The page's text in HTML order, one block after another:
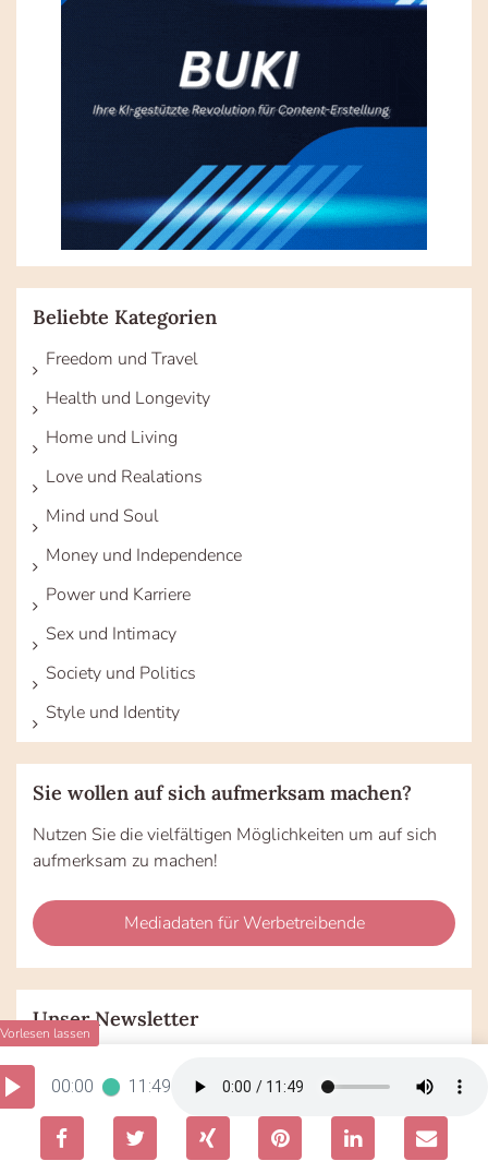
00:00 11:49
Beliebte Kategorien
Freedom und Travel
Health und Longevity
Home und Living
Love und Realations
Mind und Soul
Money und Independence
Power und Karriere
Sex und Intimacy
Society und Politics
Style und Identity
Sie wollen auf sich aufmerksam machen?
Nutzen Sie die vielfältigen Möglichkeiten um auf sich
aufmerksam zu machen!
Mediadaten für Werbetreibende
Unser Newsletter
Abonnieren Sie unseren Newsletter und erhalten
Zugang zu exklusiven Inhalten.
not
*Ihre
E-